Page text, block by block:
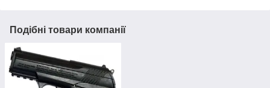
Подібні товари компанії